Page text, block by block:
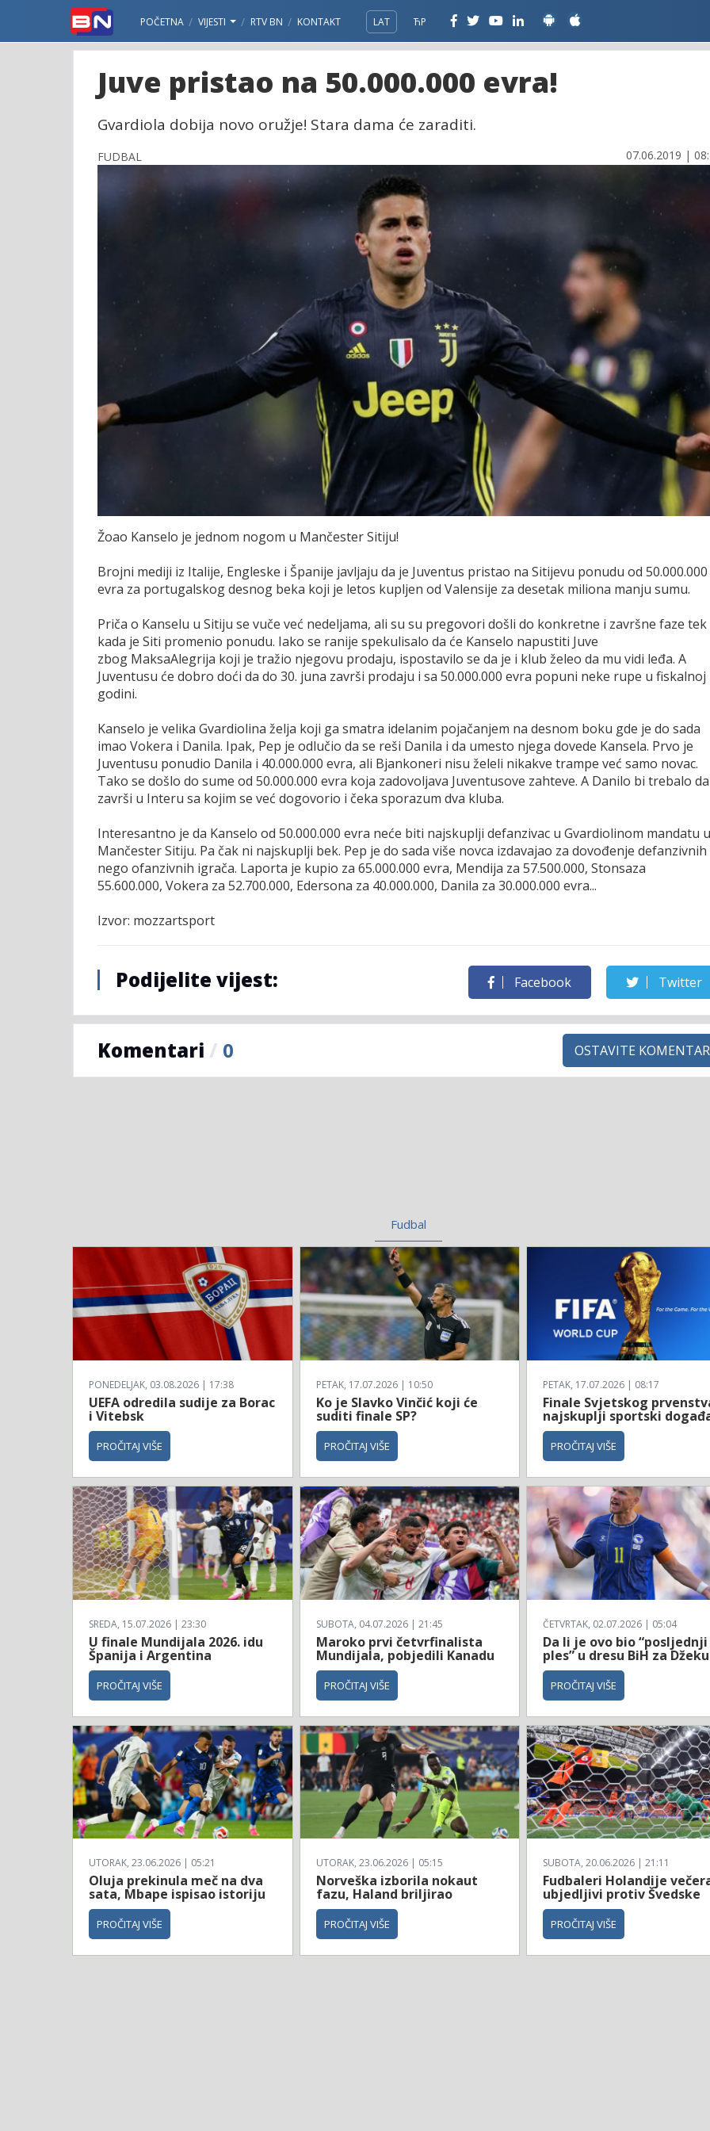
POČETNA VIJESTI RTV BN KONTAKT LAT ЋР
Juve pristao na 50.000.000 evra!
Gvardiola dobija novo oružje! Stara dama će zaraditi.
FUDBAL 07.06.2019 |
Žoao Kanselo je jednom nogom u Mančester Sitiju!
Brojni mediji iz Italije, Engleske i Španije javljaju da je Juventus pristao na Sitijevu ponudu od 50.000.000
evra za portugalskog desnog beka koji je letos kupljen od Valensije za desetak miliona manju sumu.
Priča o Kanselu u Sitiju se vuče već nedeljama, ali su su pregovori došli do konkretne i završne faze tek
kada je Siti promenio ponudu. Iako se ranije spekulisalo da će Kanselo napustiti Juve
zbog MaksaAlegrija koji je tražio njegovu prodaju, ispostavilo se da je i klub želeo da mu vidi leđa. A
Juventusu će dobro doći da do 30. juna završi prodaju i sa 50.000.000 evra popuni neke rupe u fiskalnoj
godini.
Kanselo je velika Gvardiolina želja koji ga smatra idelanim pojačanjem na desnom boku gde je do sada
imao Vokera i Danila. Ipak, Pep je odlučio da se reši Danila i da umesto njega dovede Kansela. Prvo je
Juventusu ponudio Danila i 40.000.000 evra, ali Bjankoneri nisu želeli nikakve trampe već samo novac.
Tako se došlo do sume od 50.000.000 evra koja zadovoljava Juventusove zahteve. A Danilo bi trebalo da
završi u Interu sa kojim se već dogovorio i čeka sporazum dva kluba.
Interesantno je da Kanselo od 50.000.000 evra neće biti najskuplji defanzivac u Gvardiolinom mandatu u
Mančester Sitiju. Pa čak ni najskuplji bek. Pep je do sada više novca izdavajao za dovođenje defanzivnih
nego ofanzivnih igrača. Laporta je kupio za 65.000.000 evra, Mendija za 57.500.000, Stonsaza
55.600.000, Vokera za 52.700.000, Edersona za 40.000.000, Danila za 30.000.000 evra...
Izvor: mozzartsport
Podijelite vijest: Facebook Twitter
Komentari / 0 OSTAVITE KOMENTAR
Fudbal
PONEDELJAK, 03.08.2026 | 17:38
UEFA odredila sudije za Borac
i Vitebsk
PROČITAJ VIŠE
PETAK, 17.07.2026 | 10:50
Ko je Slavko Vinčić koji će
suditi finale SP?
PROČITAJ VIŠE
PETAK, 17.07.2026 | 08:17
Finale Svjetskog
najskuplji sportski
PROČITAJ VIŠE
SREDA, 15.07.2026 | 23:30
U finale Mundijala 2026. idu
Španija i Argentina
PROČITAJ VIŠE
SUBOTA, 04.07.2026 | 21:45
Maroko prvi četvrfinalista
Mundijala, pobjedili Kanadu
PROČITAJ VIŠE
ČETVRTAK, 02.07.2026 | 05:04
Da li je ovo bio “posljednji
ples” u dresu BiH za Džeku
PROČITAJ VIŠE
UTORAK, 23.06.2026 | 05:21
Oluja prekinula meč na dva
sata, Mbape ispisao istoriju
PROČITAJ VIŠE
UTORAK, 23.06.2026 | 05:15
Norveška izborila nokaut
fazu, Haland briljirao
PROČITAJ VIŠE
SUBOTA, 20.06.2026 | 21:11
Fudbaleri Holandije
ubjedljivi protiv Švedske
PROČITAJ VIŠE